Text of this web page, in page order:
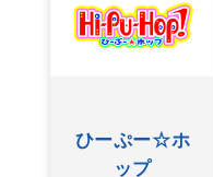
ひーぷー☆ホ
ップ